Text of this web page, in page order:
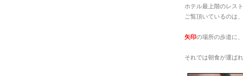
ホテル最上階のレス
ご覧頂いているのは
矢印の場所の歩道に
それでは朝食が運ば